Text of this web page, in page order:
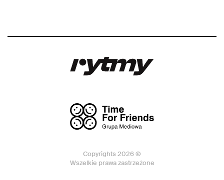
Copyrights 2026 ©
Wszelkie prawa zastrzeżone